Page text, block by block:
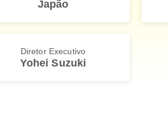
Japão
Diretor Executivo
Yohei Suzuki